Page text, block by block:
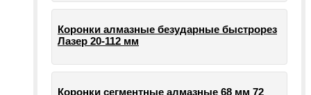
Коронки алмазные безударные быстрорез
Лазер 20-112 мм
Коронки сегментные алмазные 68 мм 72